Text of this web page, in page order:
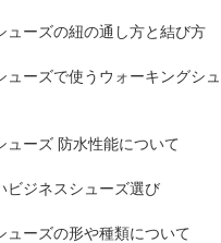
ューズの紐の通し方と結び方
ューズで使うウォーキングシュ
ューズ 防水性能について
ビジネスシューズ選び
ューズの形や種類について